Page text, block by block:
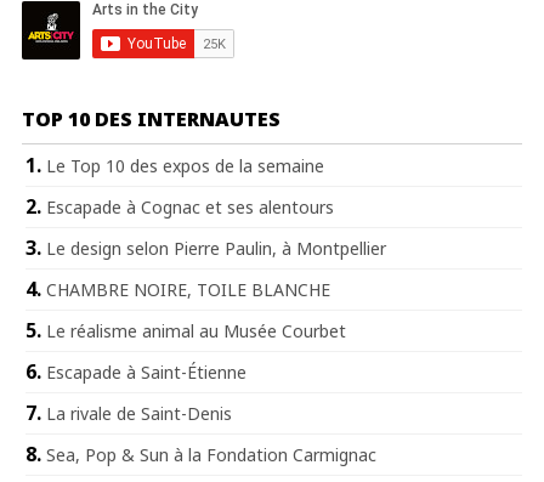
TOP 10 DES INTERNAUTES
Le Top 10 des expos de la semaine
Escapade à Cognac et ses alentours
Le design selon Pierre Paulin, à Montpellier
CHAMBRE NOIRE, TOILE BLANCHE
Le réalisme animal au Musée Courbet
Escapade à Saint-Étienne
La rivale de Saint-Denis
Sea, Pop & Sun à la Fondation Carmignac